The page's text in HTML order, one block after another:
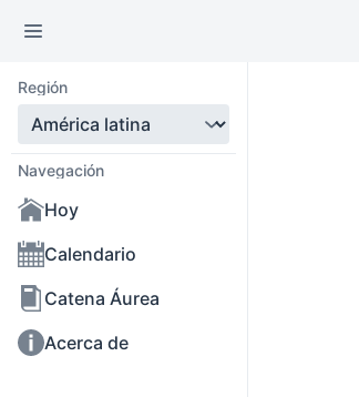
Región
Navegación
Hoy
Calendario
Catena Áurea
Acerca de